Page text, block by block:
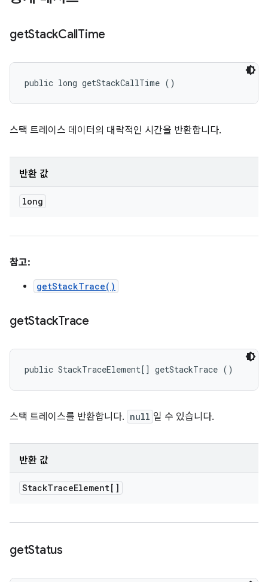
getStackCallTime
public long getStackCallTime ()
스택 트레이스 데이터의 대략적인 시간을 반환합니다.
반환 값
long
참고:
getStackTrace()
getStackTrace
public StackTraceElement[] getStackTrace ()
스택 트레이스를 반환합니다. null 일 수 있습니다.
반환 값
StackTraceElement[]
getStatus